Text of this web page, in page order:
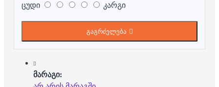
ცუდი კარგი
გაგრძელება
მარაგი: